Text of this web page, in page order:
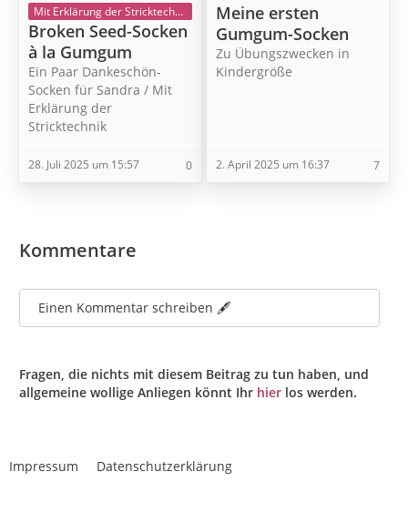
Mit Erklärung der Stricktechnik
Broken Seed-Socken
à la Gumgum
Ein Paar Dankeschön-
Socken für Sandra / Mit
Erklärung der
Stricktechnik
28. Juli 2025 um 15:57 0
Meine ersten
Gumgum-Socken
Zu Übungszwecken in
Kindergröße
2. April 2025 um 16:37 7
Kommentare
Einen Kommentar schreiben 🖋️
Fragen, die nichts mit diesem Beitrag zu tun haben, und
allgemeine wollige Anliegen könnt Ihr hier los werden.
Impressum Datenschutzerklärung